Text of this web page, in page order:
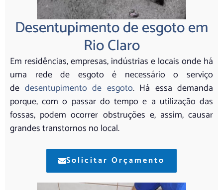
Desentupimento de esgoto em
Rio Claro
Em residências, empresas, indústrias e locais onde há
uma rede de esgoto é necessário o serviço
de desentupimento de esgoto. Há essa demanda
porque, com o passar do tempo e a utilização das
fossas, podem ocorrer obstruções e, assim, causar
grandes transtornos no local.
Solicitar Orçamento